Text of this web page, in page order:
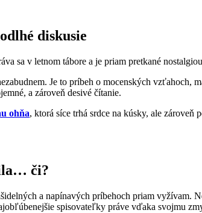
diskusie
sa v letnom tábore a je priam pretkané
Je to príbeh o mocenských vzťahoch,
a zároveň desivé čítanie.
ohňa, ktorá síce trhá srdce na kúsky, ale
či?
a napínavých príbehoch priam vyžívam.
spisovateľky práve vďaka svojmu